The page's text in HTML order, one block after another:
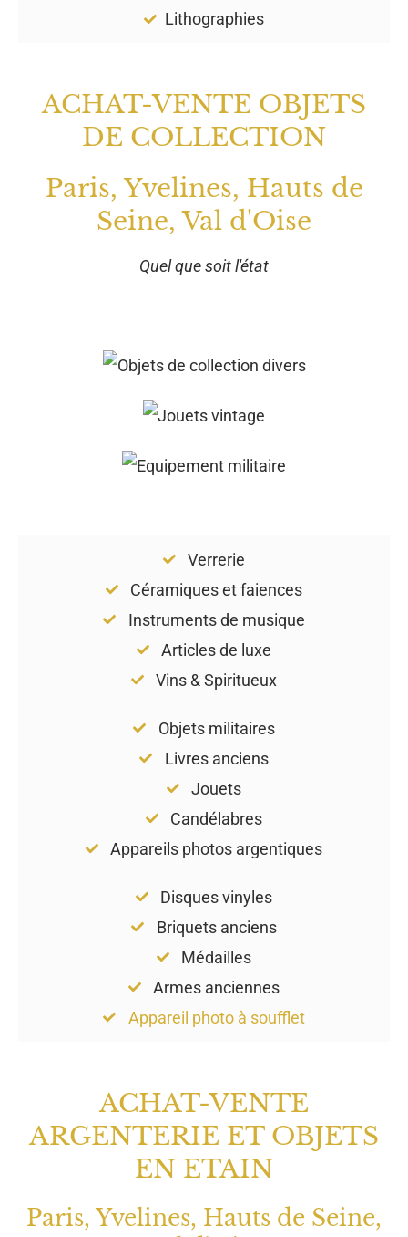
Lithographies
ACHAT-VENTE OBJETS
DE COLLECTION
Paris, Yvelines, Hauts de
Seine, Val d'Oise
Quel que soit l'état
Verrerie
Céramiques et faiences
Instruments de musique
Articles de luxe
Vins & Spiritueux
Objets militaires
Livres anciens
Jouets
Candélabres
Appareils photos argentiques
Disques vinyles
Briquets anciens
Médailles
Armes anciennes
Appareil photo à soufflet
ACHAT-VENTE
ARGENTERIE ET OBJETS
EN ETAIN
Paris, Yvelines, Hauts de Seine,